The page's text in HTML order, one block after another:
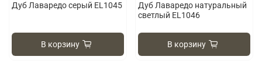
Дуб Лаваредо серый EL1045
В корзину
Дуб Лаваредо натуральный
светлый EL1046
В корзину